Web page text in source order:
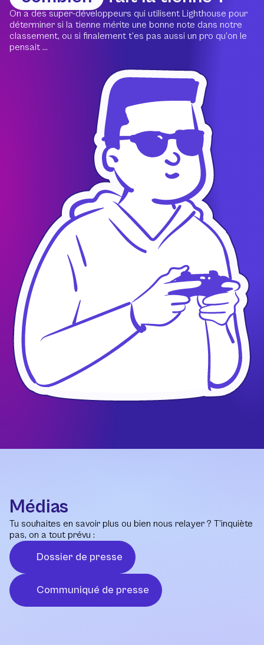
On a des super-développeurs qui utilisent Lighthouse pour
déterminer si la tienne mérite une bonne note dans notre
classement, ou si finalement t’es pas aussi un pro qu’on le
pensait ...
Médias
Tu souhaites en savoir plus ou bien nous relayer ? T’inquiète
pas, on a tout prévu :
Dossier de presse
Communiqué de presse